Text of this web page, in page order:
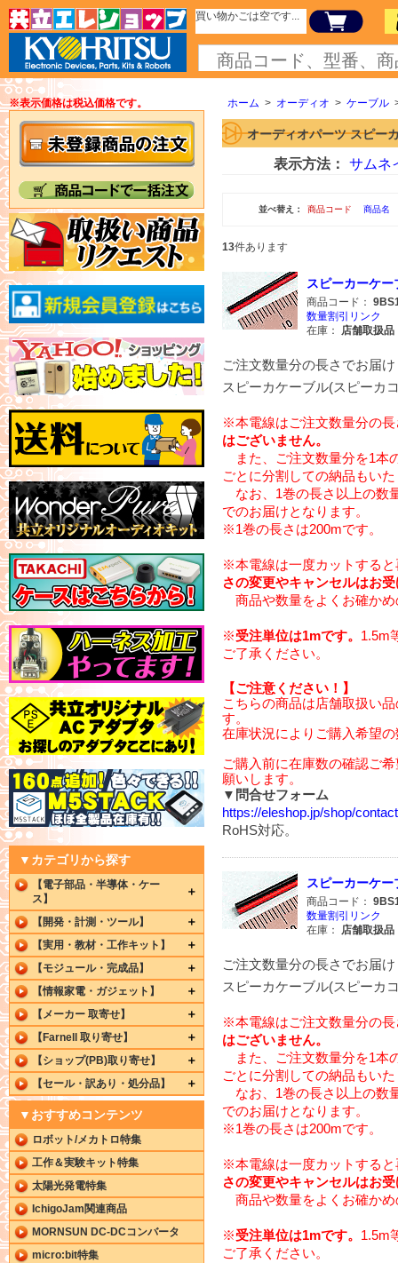
買い物かごは空です...
ホーム > オーディオ > ケーブル
オーディオパーツ スピー
表示方法： サムネ
並べ替え： 商品コード 商品名
13件あります
スピーカーケ
商品コード：
数量割引リンク
在庫：
店舗取扱
ご注文数量分の長さでお届け
スピーカケーブル(スピーカ
※本電線はご注文数量分の
はございません。
また、ご注文数量分を1本
ごとに分割しての納品もい
なお、1巻の長さ以上の数
でのお届けとなります。
※1巻の長さは200mです。
※本電線は一度カットする
さの変更やキャンセルはお
商品や数量をよくお確か
※受注単位は1mです。 1.5m
ご了承ください。
【ご注意ください！】
こちらの商品は店舗取扱い
す。
在庫状況によりご購入希望
ご購入前に在庫数の確認ご
願いします。
▼問合せフォーム
https://eleshop.jp/shop/
RoHS対応。
スピーカーケ
商品コード：
数量割引リンク
在庫：
店舗取扱
ご注文数量分の長さでお届け
スピーカケーブル(スピーカ
※本電線はご注文数量分の
はございません。
また、ご注文数量分を1本
ごとに分割しての納品もい
なお、1巻の長さ以上の数
でのお届けとなります。
※1巻の長さは200mです。
※本電線は一度カットする
さの変更やキャンセルはお
商品や数量をよくお確か
※受注単位は1mです。 1.5m
ご了承ください。
※表示価格は税込価格です。
▼カテゴリから探す
【電子部品・半導体・ケー
ス】
【開発・計測・ツール】
【実用・教材・工作キット】
【モジュール・完成品】
【情報家電・ガジェット】
【メーカー 取寄せ】
【Farnell 取り寄せ】
【ショップ(PB)取り寄せ】
【セール・訳あり・処分品】
▼おすすめコンテンツ
ロボット/メカトロ特集
工作＆実験キット特集
太陽光発電特集
IchigoJam関連商品
MORNSUN DC-DCコンバータ
micro:bit特集